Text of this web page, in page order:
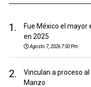
1.
Fue México el
en 2025
Agosto 7, 2026 7:50 Pm
2.
Vinculan a proceso
Manzo